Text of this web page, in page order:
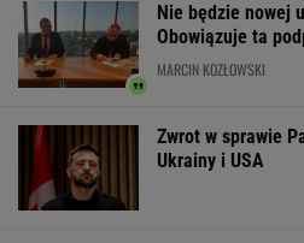
Nie będzie nowej
Obowiązuje ta
MARCIN KOZŁOWSKI
Zwrot w sprawie
Ukrainy i USA